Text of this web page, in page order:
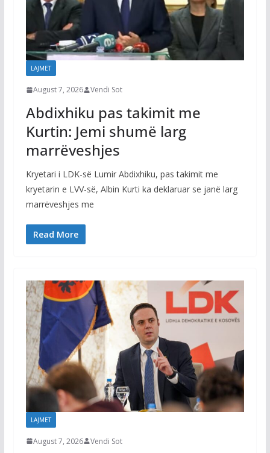
LAJMET
August 7, 2026 Vendi Sot
Abdixhiku pas takimit me
Kurtin: Jemi shumë larg
marrëveshjes
Kryetari i LDK-së Lumir Abdixhiku, pas takimit me
kryetarin e LVV-së, Albin Kurti ka deklaruar se janë larg
marrëveshjes me
Read More
LAJMET
August 7, 2026 Vendi Sot